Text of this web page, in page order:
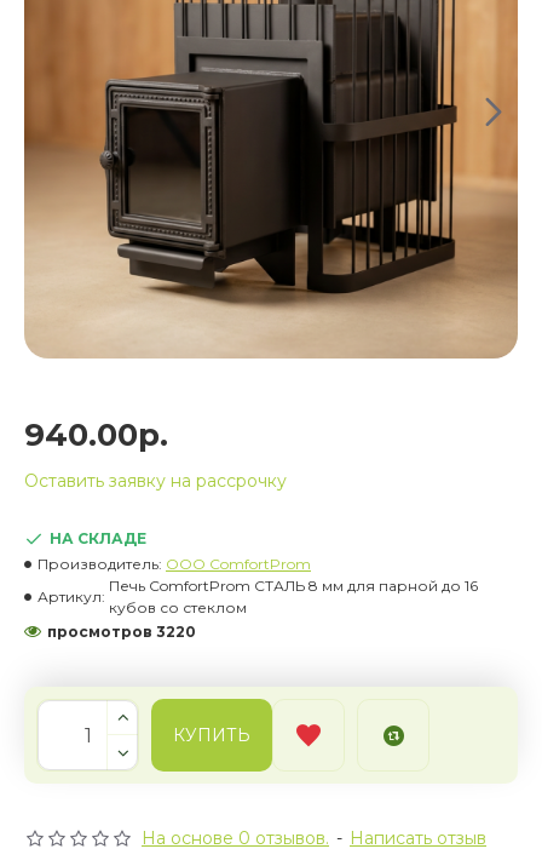
НА СКЛАДЕ
Производитель: OOO ComfortProm
Артикул:
Печь ComfortProm СТАЛЬ 8 мм для парной до 16
кубов со стеклом
просмотров 3220
На основе 0 отзывов. - Написать отзыв
940.00р.
Оставить заявку на рассрочку
КУПИТЬ